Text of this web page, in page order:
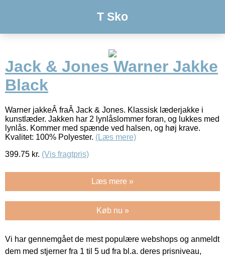
T Sko
Jack & Jones Warner Jakke
Black
Warner jakkeÂ fraÂ Jack & Jones. Klassisk læderjakke i
kunstlæder. Jakken har 2 lynlåslommer foran, og lukkes med
lynlås. Kommer med spænde ved halsen, og høj krave.
Kvalitet: 100% Polyester. (Læs mere)
399.75 kr. (Vis fragtpris)
Læs mere »
Køb nu »
Vi har gennemgået de mest populære webshops og anmeldt
dem med stjerner fra 1 til 5 ud fra bl.a. deres prisniveau,